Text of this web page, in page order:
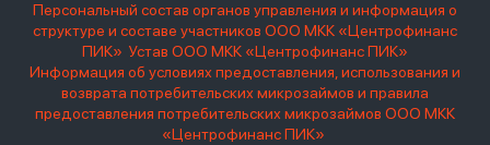
Персональный состав органов управления и информация о
структуре и составе участников ООО МКК «Центрофинанс
ПИК» Устав ООО МКК «Центрофинанс ПИК»
Информация об условиях предоставления, использования и
возврата потребительских микрозаймов и правила
предоставления потребительских микрозаймов ООО МКК
«Центрофинанс ПИК»